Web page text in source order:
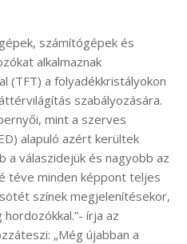
számítógépek és
alkalmaznak
(TFT) a folyadékkristályokon
szabályozására.
mint a szerves
alapuló azért kerültek
válaszidejük és nagyobb az
téve minden képpont teljes
színek megjelenítésekor,
írja az
„Még újabban a